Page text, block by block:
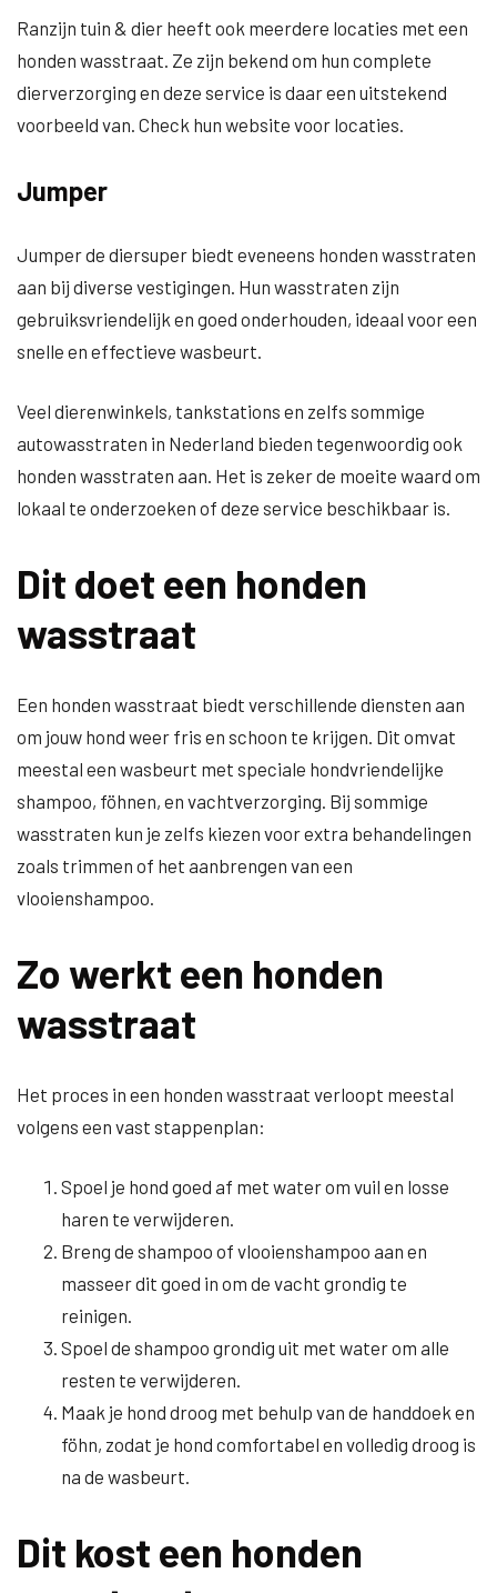
Ranzijn tuin & dier heeft ook meerdere locaties met een
honden wasstraat. Ze zijn bekend om hun complete
dierverzorging en deze service is daar een uitstekend
voorbeeld van. Check hun website voor locaties.
Jumper
Jumper de diersuper biedt eveneens honden wasstraten
aan bij diverse vestigingen. Hun wasstraten zijn
gebruiksvriendelijk en goed onderhouden, ideaal voor een
snelle en effectieve wasbeurt.
Veel dierenwinkels, tankstations en zelfs sommige
autowasstraten in Nederland bieden tegenwoordig ook
honden wasstraten aan. Het is zeker de moeite waard om
lokaal te onderzoeken of deze service beschikbaar is.
Dit doet een honden
wasstraat
Een honden wasstraat biedt verschillende diensten aan
om jouw hond weer fris en schoon te krijgen. Dit omvat
meestal een wasbeurt met speciale hondvriendelijke
shampoo, föhnen, en vachtverzorging. Bij sommige
wasstraten kun je zelfs kiezen voor extra behandelingen
zoals trimmen of het aanbrengen van een
vlooienshampoo.
Zo werkt een honden
wasstraat
Het proces in een honden wasstraat verloopt meestal
volgens een vast stappenplan:
Spoel je hond goed af met water om vuil en losse
haren te verwijderen.
Breng de shampoo of vlooienshampoo aan en
masseer dit goed in om de vacht grondig te
reinigen.
Spoel de shampoo grondig uit met water om alle
resten te verwijderen.
Maak je hond droog met behulp van de handdoek en
föhn, zodat je hond comfortabel en volledig droog is
na de wasbeurt.
Dit kost een honden